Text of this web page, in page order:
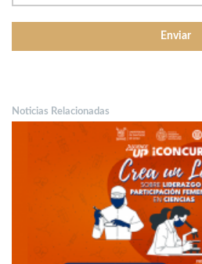
Noticias Relacionadas